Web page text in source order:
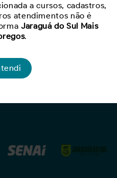
a cursos, cadastros,
atendimentos não é
Jaraguá do Sul Mais
.